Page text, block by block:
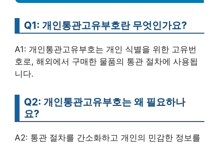
Q1: 개인통관고유부호란 무엇인가요?
A1: 개인통관고유부호는 개인 식별을 위한 고유번
호로, 해외에서 구매한 물품의 통관 절차에 사용됩
니다.
Q2: 개인통관고유부호는 왜 필요하나
요?
A2: 통관 절차를 간소화하고 개인의 민감한 정보를